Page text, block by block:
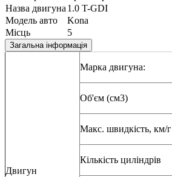
Назва двигуна 1.0 T-GDI
Модель авто
Kona
Місць
5
Загальна інформація
Двигун
Марка двигуна:
Об'єм (см3)
Макс. швидкість, км/г
Кількість циліндрів